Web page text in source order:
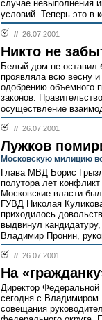
случае невыполнения
условий. Теперь это в
// 26.07.2001
Никто не
Белый дом не оставил
проявляла всю весну
одобрению объемного
законов.
осуществление
// 26.07.2001
Лужков
Московскую милицию
Глава МВД Борис
полутора лет
Московские власти
ГУВД Николая
приходилось
выдвинул
Владимир Пронин,
// 26.07.2001
На
Директор
сегодня с
совещания